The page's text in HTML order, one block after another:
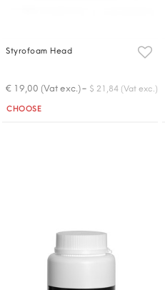
Styrofoam Head
€ 19,00 (Vat exc.)- $ 21,84 (Vat exc.)
Quantity
CHOOSE